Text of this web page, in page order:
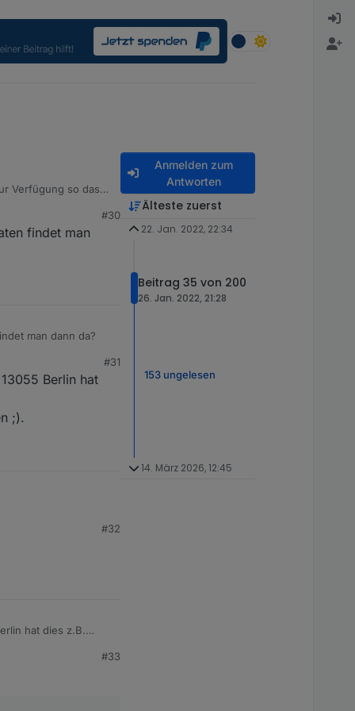
Verfügung so das
#30
findet man
man dann da?
#31
Berlin hat
;).
#32
hat dies z.B.
#33
Anmelden zum
Antworten
Älteste zuerst
22. Jan. 2022, 22:34
Beitrag 35 von 200
26. Jan. 2022, 21:28
153 ungelesen
14. März 2026, 12:45